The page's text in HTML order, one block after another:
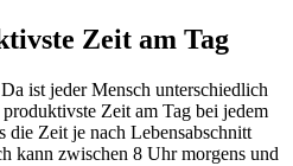
Zeit am Tag
ist jeder Mensch unterschiedlich
Zeit am Tag bei jedem
die Zeit je nach Lebensabschnitt
kann zwischen 8 Uhr morgens und